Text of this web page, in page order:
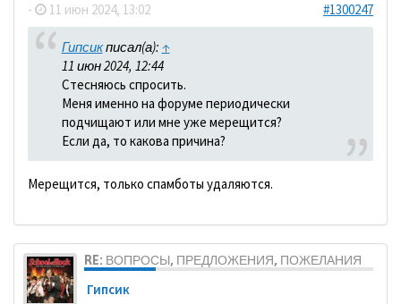
- 11 июн 2024, 13:02 #1300247
Гипсикписал(а): ↑
11 июн 2024, 12:44
Стесняюсь спросить.
Меня именно на форуме периодически
подчищают или мне уже мерещится?
Если да, то какова причина?
Мерещится, только спамботы удаляются.
RE: ВОПРОСЫ, ПРЕДЛОЖЕНИЯ, ПОЖЕЛАНИЯ
Гипсик